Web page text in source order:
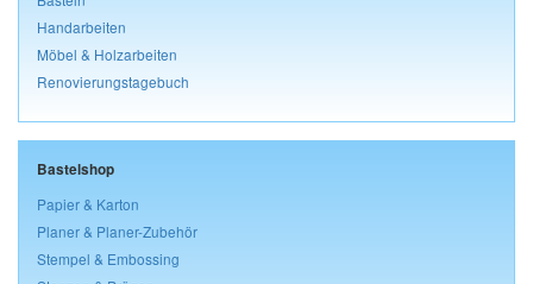
Handarbeiten
Möbel & Holzarbeiten
Renovierungstagebuch
Bastelshop
Papier & Karton
Planer & Planer-Zubehör
Stempel & Embossing